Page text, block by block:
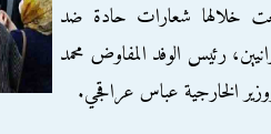
خلالها شعارات حادة ضد
رئيس الوفد المفاوض محمد
الخارجية عباس عراقجي.